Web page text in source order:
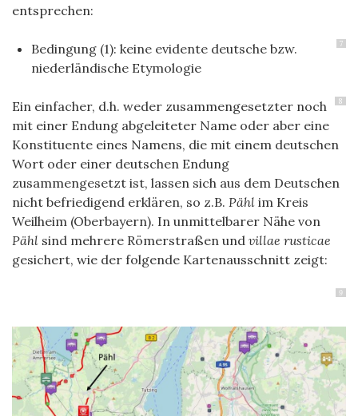
entsprechen:
7
Bedingung (1): keine evidente deutsche bzw.
niederländische Etymologie
8
Ein einfacher, d.h. weder zusammengesetzter noch
mit einer Endung abgeleiteter Name oder aber eine
Konstituente eines Namens, die mit einem deutschen
Wort oder einer deutschen Endung
zusammengesetzt ist, lassen sich aus dem Deutschen
nicht befriedigend erklären, so z.B. Pähl im Kreis
Weilheim (Oberbayern). In unmittelbarer Nähe von
Pähl sind mehrere Römerstraßen und villae rusticae
gesichert, wie der folgende Kartenausschnitt zeigt:
9